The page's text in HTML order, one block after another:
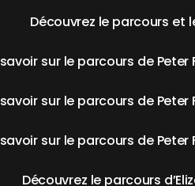
Découvrez le parcours et l
savoir sur le parcours de Peter
savoir sur le parcours de Peter
savoir sur le parcours de Peter
Découvrez le parcours d’Eliz